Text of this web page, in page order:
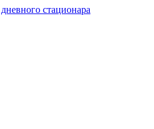
стационара